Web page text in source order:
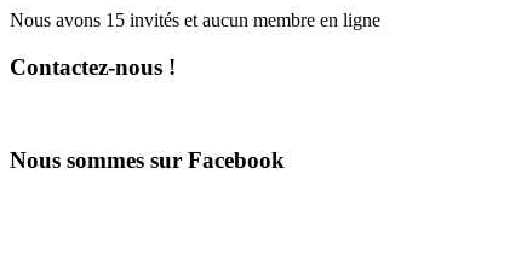
Nous avons 15 invités et aucun membre en ligne
Contactez-nous !
Nous sommes sur Facebook